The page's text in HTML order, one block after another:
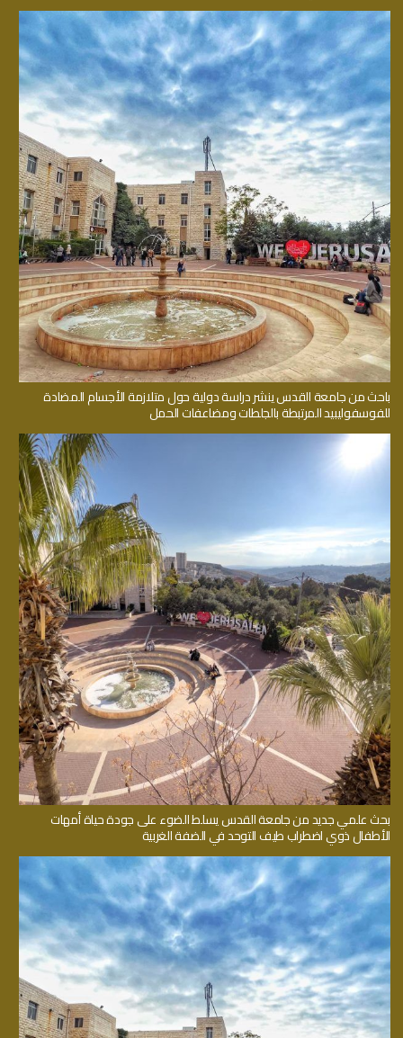
باحث من جامعة القدس ينشر دراسة دولية حول متلازمة الأجسام المضادة
للفوسفوليبيد المرتبطة بالجلطات ومضاعفات الحمل
بحث علمي جديد من جامعة القدس يسلط الضوء على جودة حياة أمهات
الأطفال ذوي اضطراب طيف التوحد في الضفة الغربية